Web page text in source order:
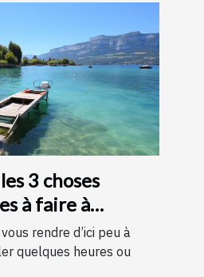
3 choses
à faire à
rendre d’ici peu à
quelques heures ou